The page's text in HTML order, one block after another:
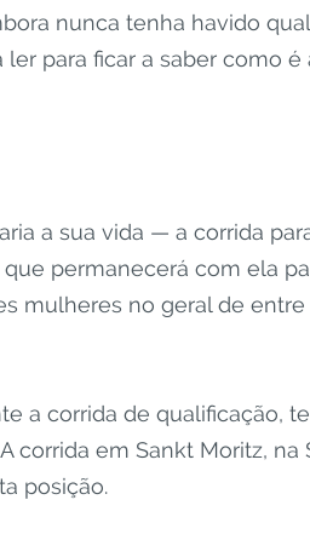
nunca tenha havido
para ficar a saber como
a sua vida — a corrida
permanecerá com ela
mulheres no geral de
a corrida de qualificação,
em Sankt Moritz,
posição.